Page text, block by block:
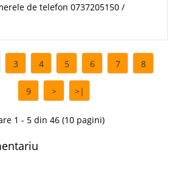
de telefon 0737205150 /
3 4 5 6 7 8
9 > >|
1 - 5 din 46 (10 pagini)